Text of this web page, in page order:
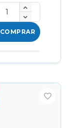
COMPRAR
favorite_border